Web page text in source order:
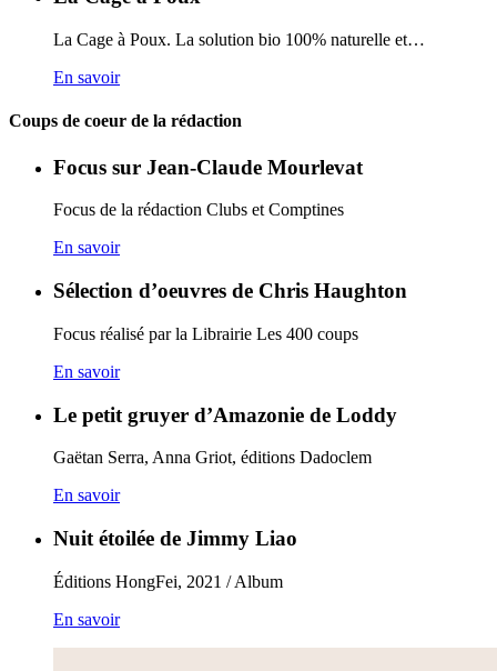
La Cage à Poux. La solution bio 100% naturelle et…
En savoir
Coups de coeur de la rédaction
Focus sur Jean-Claude Mourlevat
Focus de la rédaction Clubs et Comptines
En savoir
Sélection d’oeuvres de Chris Haughton
Focus réalisé par la Librairie Les 400 coups
En savoir
Le petit gruyer d’Amazonie de Loddy
Gaëtan Serra, Anna Griot, éditions Dadoclem
En savoir
Nuit étoilée de Jimmy Liao
Éditions HongFei, 2021 / Album
En savoir